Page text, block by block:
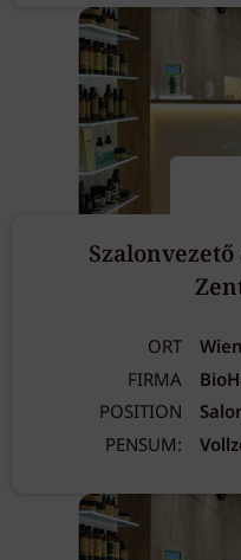
ORT
Wien
FIRMA
POSITION
PENSUM: